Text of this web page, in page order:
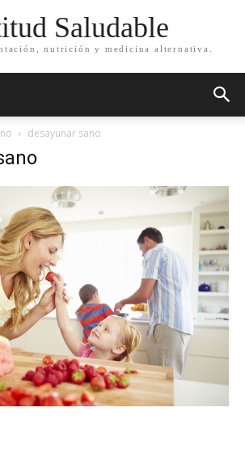
Saludable
nutrición y medicina alternativa.
desayunar sano